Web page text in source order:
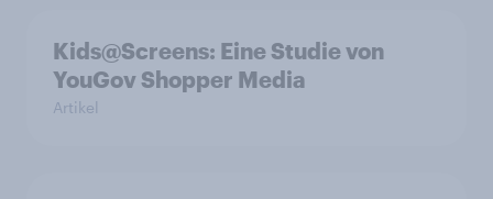
Kids@Screens: Eine Studie von
YouGov Shopper Media
Artikel